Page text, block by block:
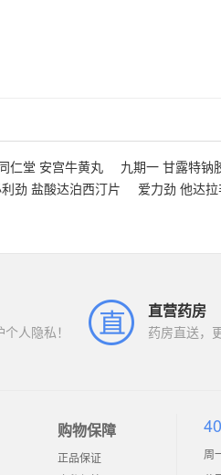
仁堂 安宫牛黄丸 九期一 甘露特钠
劲 盐酸达泊西汀片 爱力劲 他达
人隐私！
直营药房
药房直送，
购物保障
正品保证
周